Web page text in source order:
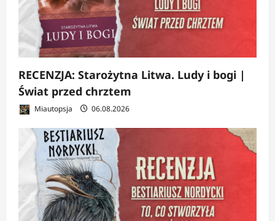
RECENZJA: Starożytna Litwa. Ludy i bogi |
Świat przed chrztem
Miautopsja 06.08.2026